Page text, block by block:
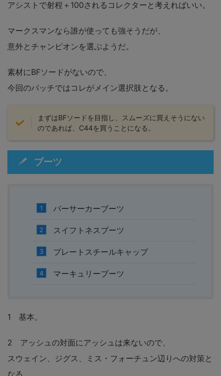
アシストで射程＋100されるコレクターと考えればいい。
マークスマンなら誰が使っても強そうだが、
意外とチャンピオンを選ぶようだ。
素材にBFソードがないので、
今回のパッチではコレがメイン選択肢となる。
まずはBFソードを目指し、スムーズに買えそうにない
のであれば、C44を買うことになる。
ブーツ
バーサーカーブーツ
スイフトネスブーツ
プレートスチールキャップ
マーキュリーブーツ
1 基本。
2 アッシュの対面にアッシュは来ないので、
スウェイン、ジグス、ミス・フォーチュン辺りへの対策と
なる。